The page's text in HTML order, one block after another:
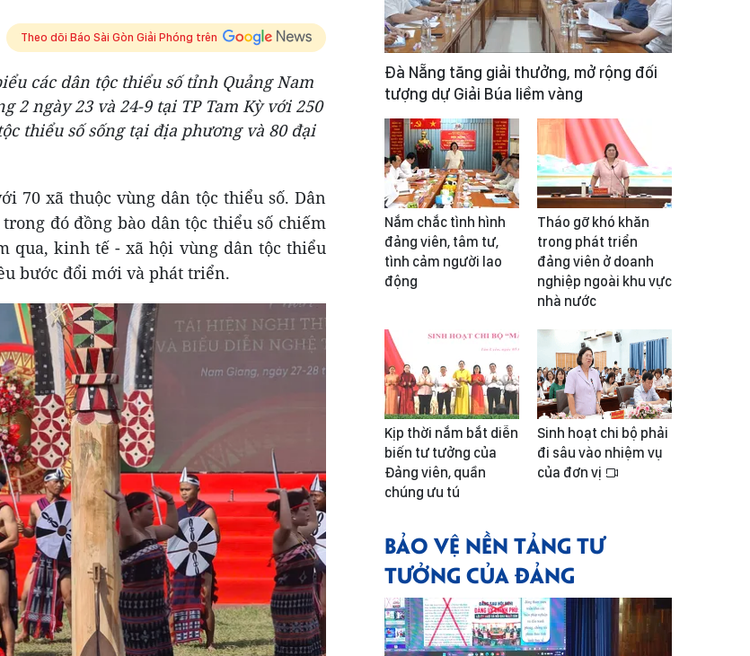
Theo dõi Báo Sài Gòn Giải Phóng trên
các dân tộc thiểu số tỉnh Quảng Nam
2 ngày 23 và 24-9 tại TP Tam Kỳ với 250
thiểu số sống tại địa phương và 80 đại
70 xã thuộc vùng dân tộc thiểu số. Dân
đó đồng bào dân tộc thiểu số chiếm
qua, kinh tế - xã hội vùng dân tộc thiểu
bước đổi mới và phát triển.
Đà Nẵng tăng giải thưởng, mở rộng đối
tượng dự Giải Búa liềm vàng
Nắm chắc tình hình
đảng viên, tâm tư,
tình cảm người lao
động
Tháo gỡ khó khăn
trong phát triển
đảng viên ở doanh
nghiệp ngoài khu vực
nhà nước
Kịp thời nắm bắt diễn
biến tư tưởng của
Đảng viên, quần
chúng ưu tú
Sinh hoạt chi bộ phải
đi sâu vào nhiệm vụ
của đơn vị
BẢO VỆ NỀN TẢNG TƯ
TƯỞNG CỦA ĐẢNG